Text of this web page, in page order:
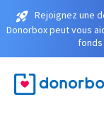
Rejoignez une
Donorbox peut vous
fonds